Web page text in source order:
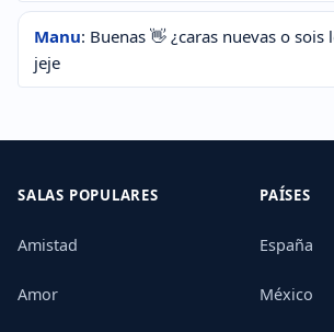
Manu: Buenas 👋 ¿caras nuevas o sois
jeje
SALAS POPULARES
Amistad
Amor
PAÍSES
España
México